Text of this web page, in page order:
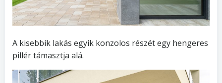
A kisebbik lakás egyik konzolos részét egy hengeres
pillér támasztja alá.